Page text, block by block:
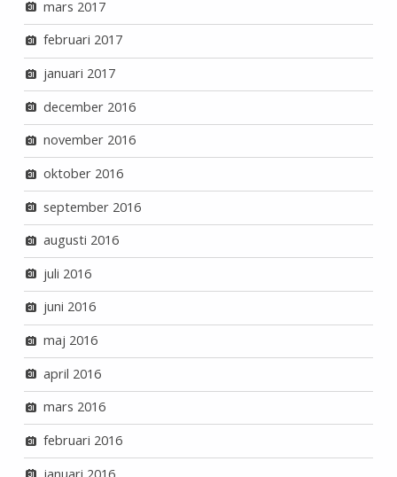
mars 2017
februari 2017
januari 2017
december 2016
november 2016
oktober 2016
september 2016
augusti 2016
juli 2016
juni 2016
maj 2016
april 2016
mars 2016
februari 2016
januari 2016